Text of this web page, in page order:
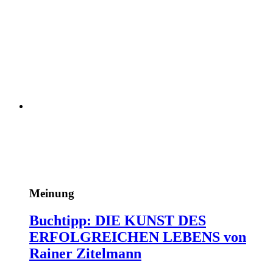
Meinung
Buchtipp: DIE KUNST DES
ERFOLGREICHEN LEBENS von
Rainer Zitelmann